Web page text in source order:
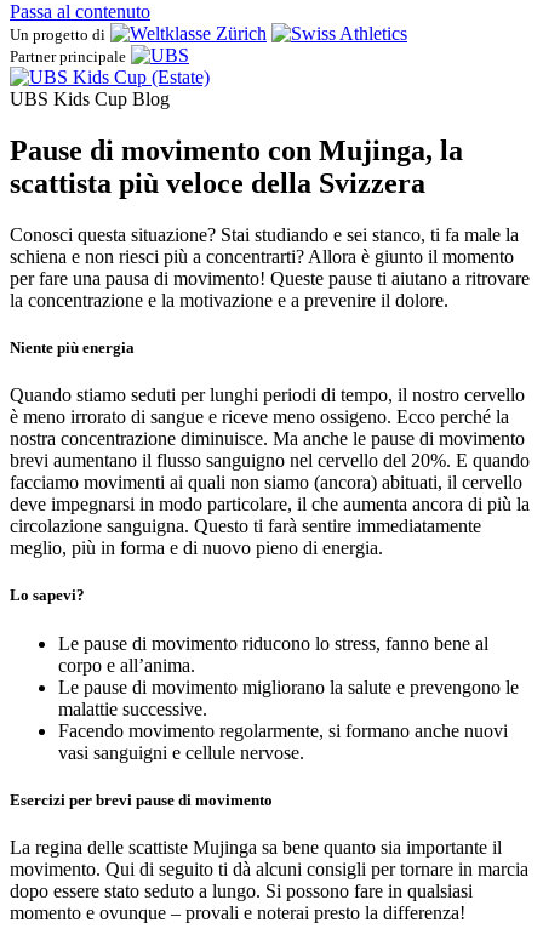
Passa al contenuto
Un progetto di
Partner principale
UBS Kids Cup Blog
Pause di movimento con Mujinga, la
scattista più veloce della Svizzera
Conosci questa situazione? Stai studiando e sei stanco, ti fa male la
schiena e non riesci più a concentrarti? Allora è giunto il momento
per fare una pausa di movimento! Queste pause ti aiutano a ritrovare
la concentrazione e la motivazione e a prevenire il dolore.
Niente più energia
Quando stiamo seduti per lunghi periodi di tempo, il nostro cervello
è meno irrorato di sangue e riceve meno ossigeno. Ecco perché la
nostra concentrazione diminuisce. Ma anche le pause di movimento
brevi aumentano il flusso sanguigno nel cervello del 20%. E quando
facciamo movimenti ai quali non siamo (ancora) abituati, il cervello
deve impegnarsi in modo particolare, il che aumenta ancora di più la
circolazione sanguigna. Questo ti farà sentire immediatamente
meglio, più in forma e di nuovo pieno di energia.
Lo sapevi?
Le pause di movimento riducono lo stress, fanno bene al
corpo e all’anima.
Le pause di movimento migliorano la salute e prevengono le
malattie successive.
Facendo movimento regolarmente, si formano anche nuovi
vasi sanguigni e cellule nervose.
Esercizi per brevi pause di movimento
La regina delle scattiste Mujinga sa bene quanto sia importante il
movimento. Qui di seguito ti dà alcuni consigli per tornare in marcia
dopo essere stato seduto a lungo. Si possono fare in qualsiasi
momento e ovunque – provali e noterai presto la differenza!